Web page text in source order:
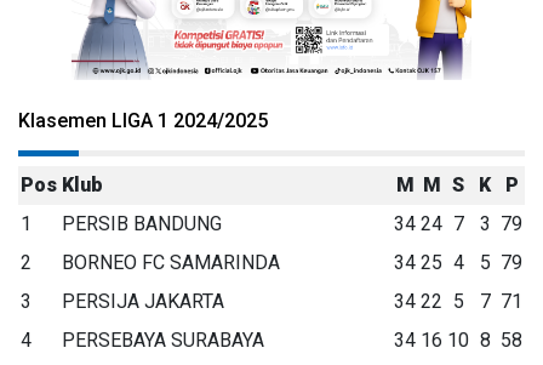
Klasemen LIGA 1 2024/2025
Pos Klub M M S K
P
1
PERSIB BANDUNG 34 24 7 3 79
2
BORNEO FC SAMARINDA 34 25 4 5 79
3
PERSIJA JAKARTA 34 22 5 7 71
4
PERSEBAYA SURABAYA 34 16 10 8 58